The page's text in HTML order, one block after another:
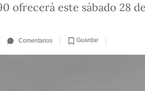
ofrecerá este sábado 28
Comentarios Guardar